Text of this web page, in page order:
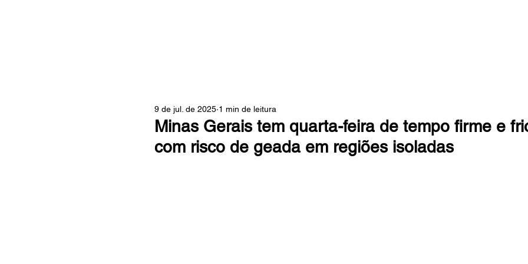
Minas Gerais tem quarta-feira de tempo firme e
com risco de geada em regiões isoladas
9 de jul. de 2025 1 min de leitura